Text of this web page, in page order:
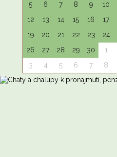
5
6 7 8 9 10
12
13 14 15 16 17
19
20 21 22 23 24
26
27 28 29 30 1
3
4 5 6 7 8